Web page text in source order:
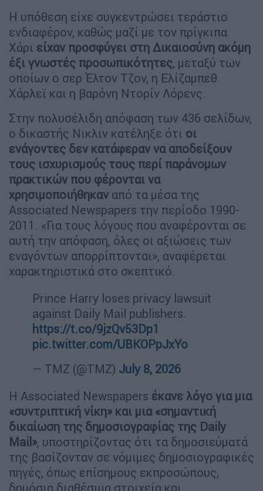
Η υπόθεση είχε συγκεντρώσει τεράστιο
ενδιαφέρον, καθώς μαζί με τον πρίγκιπα
Χάρι είχαν προσφύγει στη Δικαιοσύνη ακόμη
έξι γνωστές προσωπικότητες, μεταξύ των
οποίων ο σερ Έλτον Τζον, η Ελίζαμπεθ
Χάρλεϊ και η βαρόνη Ντορίν Λόρενς.
Στην πολυσέλιδη απόφαση των 436 σελίδων,
ο δικαστής Νικλιν κατέληξε ότι οι
ενάγοντες δεν κατάφεραν να αποδείξουν
τους ισχυρισμούς τους περί παράνομων
πρακτικών που φέρονται να
χρησιμοποιήθηκαν από τα μέσα της
Associated Newspapers την περίοδο 1990-
2011. «Για τους λόγους που αναφέρονται σε
αυτή την απόφαση, όλες οι αξιώσεις των
εναγόντων απορρίπτονται», αναφέρεται
χαρακτηριστικά στο σκεπτικό.
Prince Harry loses privacy lawsuit
against Daily Mail publishers.
https://t.co/9jzQv53Dp1
pic.twitter.com/UBKOPpJxYo
— TMZ (@TMZ) July 8, 2026
Η Associated Newspapers έκανε λόγο για μια
«συντριπτική νίκη» και μια «σημαντική
δικαίωση της δημοσιογραφίας της Daily
Mail», υποστηρίζοντας ότι τα δημοσιεύματά
της βασίζονταν σε νόμιμες δημοσιογραφικές
πηγές, όπως επίσημους εκπροσώπους,
δημόσια διαθέσιμα στοιχεία και